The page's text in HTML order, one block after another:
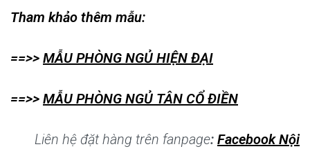
Tham khảo thêm mẫu:
==>> MẪU PHÒNG NGỦ HIỆN ĐẠI
==>> MẪU PHÒNG NGỦ TÂN CỔ ĐIỀN
Liên hệ đặt hàng trên fanpage: Facebook Nội